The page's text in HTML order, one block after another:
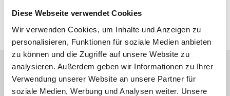
Diese Webseite verwendet Cookies
Wir verwenden Cookies, um Inhalte und Anzeigen zu
personalisieren, Funktionen für soziale Medien anbieten
zu können und die Zugriffe auf unsere Website zu
analysieren. Außerdem geben wir Informationen zu Ihrer
Verwendung unserer Website an unsere Partner für
soziale Medien, Werbung und Analysen weiter. Unsere
Sorry, Hotline not available,
write us!